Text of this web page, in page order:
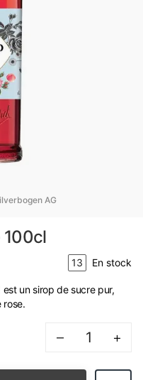
AG
100cl
13 En stock
un sirop de sucre pur,
rose.
– +